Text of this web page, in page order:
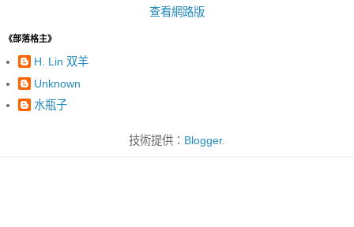
查看網路版
《部落格主》
H. Lin 双羊
Unknown
水瓶子
技術提供： Blogger.